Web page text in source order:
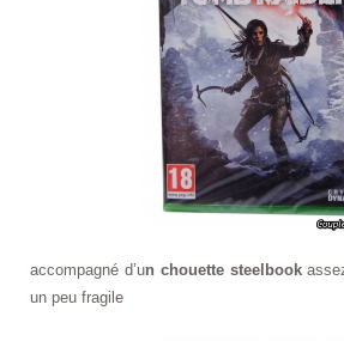
accompagné d’un chouette steelbook
un peu fragile